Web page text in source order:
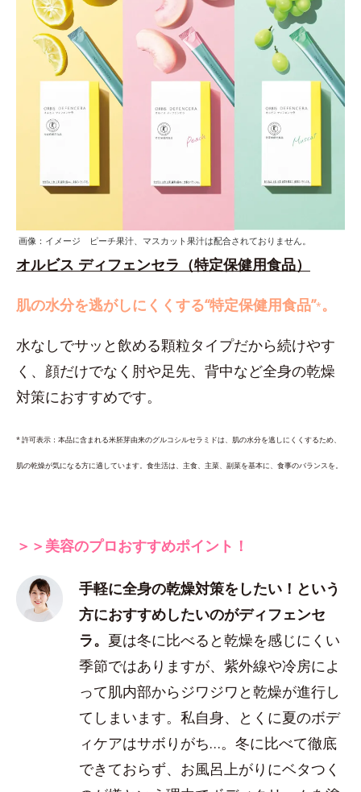
画像：イメージ ピーチ果汁、マスカット果汁は配合されておりません。
オルビス ディフェンセラ（特定保健用食品）
肌の水分を逃がしにくくする“特定保健用食品”*。
水なしでサッと飲める顆粒タイプだから続けやす
く、顔だけでなく肘や足先、背中など全身の乾燥
対策におすすめです。
* 許可表示：本品に含まれる米胚芽由来のグルコシルセラミドは、肌の水分を逃しにくくするため、
肌の乾燥が気になる方に適しています。食生活は、主食、主菜、副菜を基本に、食事のバランスを。
＞＞美容のプロおすすめポイント！
手軽に全身の乾燥対策をしたい！という
方におすすめしたいのがディフェンセ
ラ。 夏は冬に比べると乾燥を感じにくい
季節ではありますが、紫外線や冷房によ
って肌内部からジワジワと乾燥が進行し
てしまいます。私自身、とくに夏のボデ
ィケアはサボりがち…。冬に比べて徹底
できておらず、お風呂上がりにベタつく